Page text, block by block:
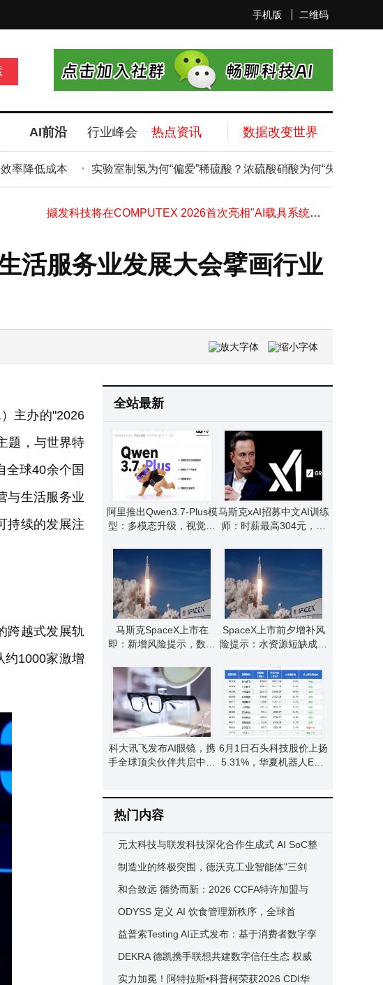
手机版 二维码
AI前沿 行业峰会 热点资讯 数据改变世界
低成本 实验室制氢为何“偏爱”稀硫酸？浓硫酸硝酸为何“失宠”？
Robo.ai 宣布正式完成对 Neurovia AI 的全资收购，夯实 AI 软件核心战略底座
BEYOND Expo 2026媒体日正式启幕
嬴彻科技新一代自动驾驶计算平台Taurus量产交付，推动商用车智能驾驶加速渗透
从“缺席”到“在场”，三代人的手拉手接力
Robo.ai 宣布正式完成对 Neurovia AI 的全资收购，夯实 AI 软件核心战略底座
活服务业发展大会擘画行业
主办的"2026
题，与世界特
全球40余个国
与生活服务业
持续的发展注
跨越式发展轨
约1000家激增
全站最新
阿里推出Qwen3.7-Plus模
型：多模态升级，视觉与
马斯克xAI招募中文AI训练
师：时薪最高304元，可
马斯克SpaceX上市在
即：新增风险提示，数据
SpaceX上市前夕增补风
险提示：水资源短缺成数
科大讯飞发布AI眼镜，携
手全球顶尖伙伴共启中国
6月1日石头科技股价上扬
5.31%，华夏机器人ETF
热门内容
元太科技与联发科技深化合作生成式 AI SoC整
合彩色电子纸技术升级阅读体验 锁定彩色教育
与阅读市场
制造业的终极突围，德沃克工业智能体"三剑
客"决胜未来
和合致远 循势而新：2026 CCFA特许加盟与
生活服务业发展大会擘画行业高质量发展新蓝
图
ODYSS 定义 AI 饮食管理新秩序，全球首
批"共创者招募计划"启动
益普索Testing AI正式发布：基于消费者数字孪
生，30分钟测出风险和机会
DEKRA 德凯携手联想共建数字信任生态 权威
认证赋能无线技术升级
实力加冕！阿特拉斯•科普柯荣获2026 CDI华